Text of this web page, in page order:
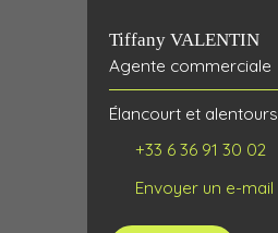
Tiffany VALENTIN
Agente commerciale
Élancourt et alentours
+33 6 36 91 30 02
Envoyer un e-mail